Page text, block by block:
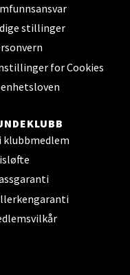
stillinger
for Cookies
klubbmedlem
Velg